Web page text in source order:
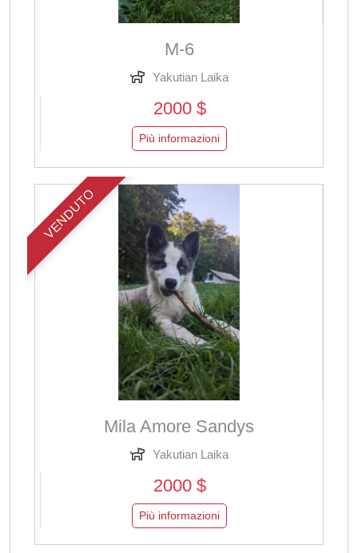
M-6
Yakutian Laika
2000 $
Più informazioni
VENDUTO
Mila Amore Sandys
Yakutian Laika
2000 $
Più informazioni